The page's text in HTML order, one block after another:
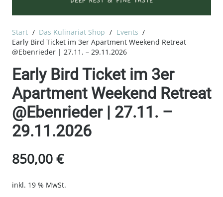
Start / Das Kulinariat Shop / Events /
Early Bird Ticket im 3er Apartment Weekend Retreat
@Ebenrieder | 27.11. – 29.11.2026
Early Bird Ticket im 3er
Apartment Weekend Retreat
@Ebenrieder | 27.11. –
29.11.2026
850,00 €
inkl. 19 % MwSt.